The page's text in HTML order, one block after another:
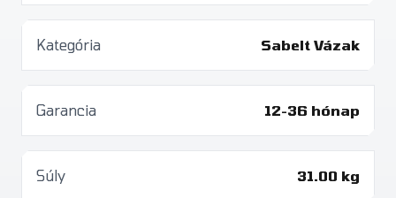
Kategória Sabelt Vázak
Garancia 12-36 hónap
Súly 31.00 kg